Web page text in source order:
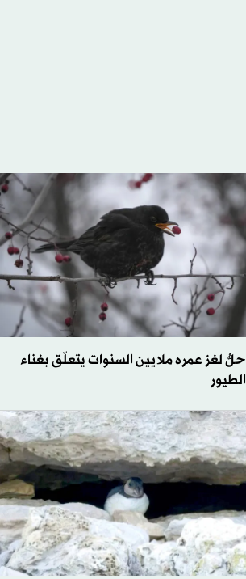
حلُّ لغز عمره ملايين السنوات يتعلّق بغناء
الطيور